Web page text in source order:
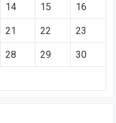
14 15 16
21 22 23
28 29 30